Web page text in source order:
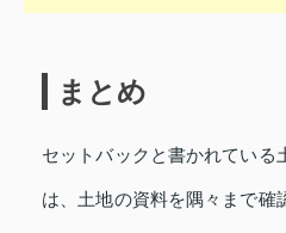
まとめ
セットバックと書かれている
は、土地の資料を隅々まで確